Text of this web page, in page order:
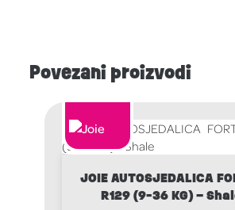
Povezani proizvodi
JOIE AUTOSJEDALICA
R129 (9-36 KG) –